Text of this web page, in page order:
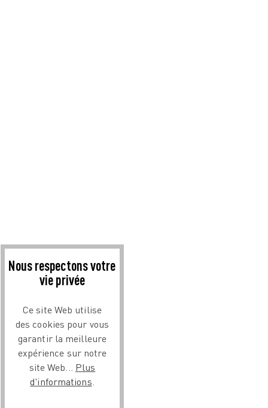
Nous respectons votre
vie privée
Ce site Web utilise
des cookies pour vous
garantir la meilleure
expérience sur notre
site Web... Plus
d'informations